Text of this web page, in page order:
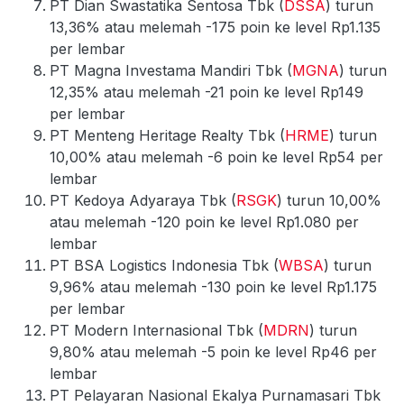
PT Dian Swastatika Sentosa Tbk ( DSSA) turun
13,36% atau melemah -175 poin ke level Rp1.135
per lembar
PT Magna Investama Mandiri Tbk (MGNA) turun
12,35% atau melemah -21 poin ke level Rp149
per lembar
PT Menteng Heritage Realty Tbk (HRME) turun
10,00% atau melemah -6 poin ke level Rp54 per
lembar
PT Kedoya Adyaraya Tbk (RSGK) turun 10,00%
atau melemah -120 poin ke level Rp1.080 per
lembar
PT BSA Logistics Indonesia Tbk (WBSA) turun
9,96% atau melemah -130 poin ke level Rp1.175
per lembar
PT Modern Internasional Tbk (MDRN) turun
9,80% atau melemah -5 poin ke level Rp46 per
lembar
PT Pelayaran Nasional Ekalya Purnamasari Tbk